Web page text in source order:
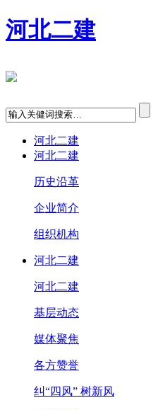
河北二建
河北二建
河北二建
历史沿革
企业简介
组织机构
河北二建
河北二建
基层动态
媒体聚焦
各方赞誉
纠“四风” 树新风